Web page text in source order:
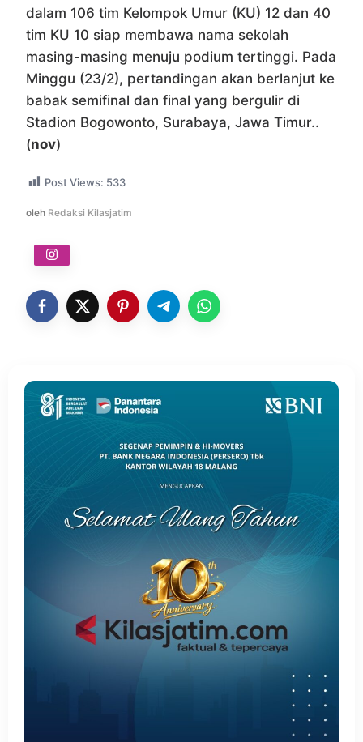
dalam 106 tim Kelompok Umur (KU) 12 dan 40
tim KU 10 siap membawa nama sekolah
masing-masing menuju podium tertinggi. Pada
Minggu (23/2), pertandingan akan berlanjut ke
babak semifinal dan final yang bergulir di
Stadion Bogowonto, Surabaya, Jawa Timur..
(nov)
Post Views: 533
oleh Redaksi Kilasjatim